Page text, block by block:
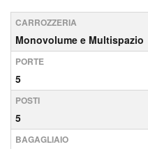
CARROZZERIA
Monovolume e Multispazio
PORTE
5
POSTI
5
BAGAGLIAIO